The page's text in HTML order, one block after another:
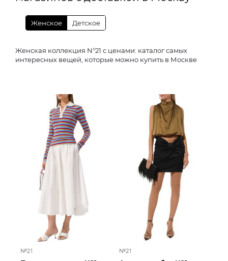
Женское Детское
Женская коллекция N°21 с ценами: каталог самых
интересных вещей, которые можно купить в Москве
№21 №21